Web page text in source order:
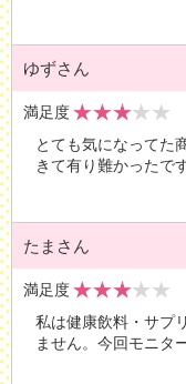
ゆずさん
満足度
とても気になってた
きて有り難かったで
たまさん
満足度
私は健康飲料・サプ
ません。今回モニタ